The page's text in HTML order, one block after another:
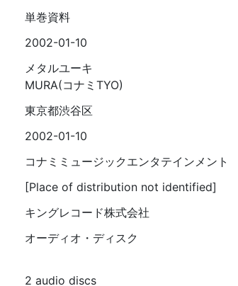
単巻資料
2002-01-10
メタルユーキ
MURA(コナミTYO)
東京都渋谷区
2002-01-10
コナミミュージックエンタテインメント
[Place of distribution not identified]
キングレコード株式会社
オーディオ・ディスク
2 audio discs